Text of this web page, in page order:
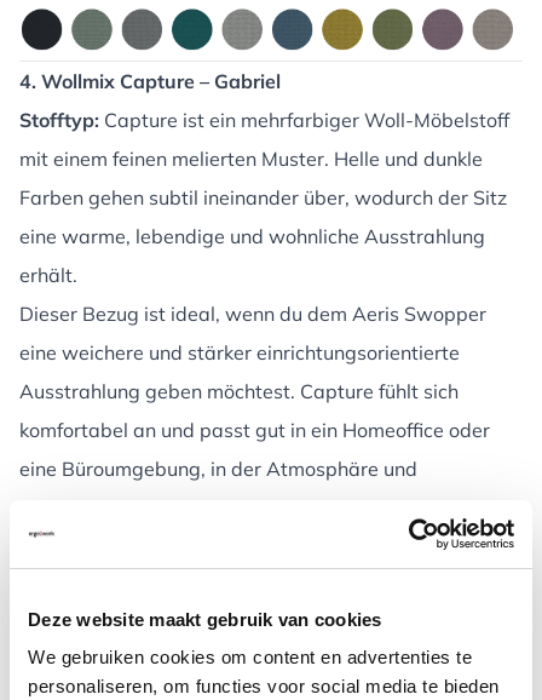
Deze website maakt gebruik van cookies
We gebruiken cookies om content en advertenties te
personaliseren, om functies voor social media te bieden
4. Wollmix Capture – Gabriel
Stofftyp: Capture ist ein mehrfarbiger Woll-Möbelstoff
mit einem feinen melierten Muster. Helle und dunkle
Farben gehen subtil ineinander über, wodurch der Sitz
eine warme, lebendige und wohnliche Ausstrahlung
erhält.
Dieser Bezug ist ideal, wenn du dem Aeris Swopper
eine weichere und stärker einrichtungsorientierte
Ausstrahlung geben möchtest. Capture fühlt sich
komfortabel an und passt gut in ein Homeoffice oder
eine Büroumgebung, in der Atmosphäre und
Materialtyp:
und komfortable Ausstrahlung suchen
Eigenschaften:meliert, weich, komfortabel und